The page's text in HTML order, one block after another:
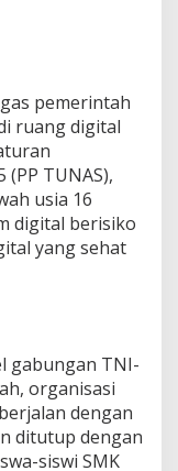
pemerintah
ruang digital
TUNAS),
usia 16
digital berisiko
yang sehat
gabungan TNI-
organisasi
dengan
ditutup dengan
siswi SMK